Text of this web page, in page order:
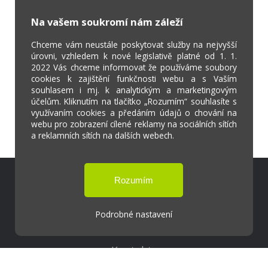
Na vašem soukromí nám záleží
Chceme vám neustále poskytovat služby na nejvyšší
úrovni, vzhledem k nové legislativě platné od 1. 1.
2022 Vás chceme informovat že používáme soubory
cookies k zajištění funkčnosti webu a s Vaším
souhlasem i mj. k analytickým a marketingovým
účelům. Kliknutím na tlačítko „Rozumím“ souhlasíte s
využívaním cookies a předáním údajů o chování na
webu pro zobrazení cílené reklamy na sociálních sítích
a reklamních sítích na dalších webech.
Podrobné nastavení
Škola Online
Strava.cz
Kontakty